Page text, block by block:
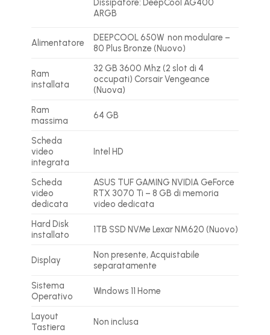
Dissipatore: DeepCool AG400
ARGB
Alimentatore
DEEPCOOL 650W non modulare –
80 Plus Bronze (Nuovo)
Ram
installata
32 GB 3600 Mhz (2 slot di 4
occupati) Corsair Vengeance
(Nuova)
Ram
massima
64 GB
Scheda
video
integrata
Intel HD
Scheda
video
dedicata
ASUS TUF GAMING NVIDIA GeForce
RTX 3070 Ti – 8 GB di memoria
video dedicata
Hard Disk
installato
1TB SSD NVMe Lexar NM620 (Nuovo)
Display
Non presente, Acquistabile
separatamente
Sistema
Operativo
Windows 11 Home
Layout
Tastiera
Non inclusa